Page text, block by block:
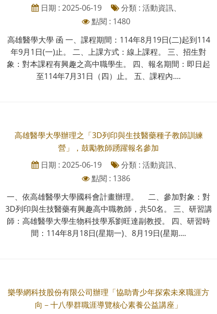
日期 : 2025-06-19
分類 : 活動資訊、
點閱 : 1480
高雄醫學大學 函 一、課程期間：114年8月19日(二)起到114
年9月1日(一)止。 二、上課方式：線上課程。 三、招生對
象：對本課程有興趣之高中職學生。 四、報名期間：即日起
至114年7月31日（四）止。 五、課程內....
高雄醫學大學辦理之「3D列印與生技醫藥種子教師訓練
營」，鼓勵教師踴躍報名參加
日期 : 2025-06-19
分類 : 活動資訊、
點閱 : 1386
一、依高雄醫學大學國科會計畫辦理。 二、參加對象：對
3D列印與生技醫藥有興趣高中職教師，共50名。 三、研習講
師：高雄醫學大學生物科技學系劉旺達副教授。 四、研習時
間：114年8月18日(星期一)、8月19日(星期....
樂學網科技股份有限公司辦理「協助青少年探索未來職涯方
向－十八學群職涯導覽核心素養公益講座」